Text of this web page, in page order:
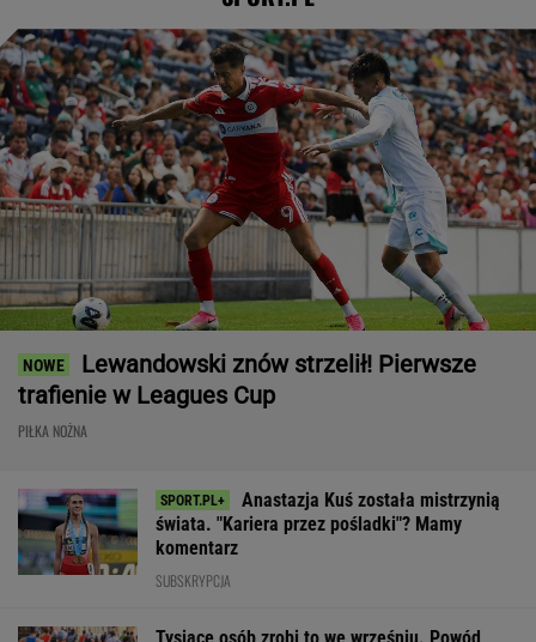
Lewandowski znów strzelił! Pierwsze
trafienie w Leagues Cup
PIŁKA NOŻNA
Anastazja Kuś została mistrzynią
świata. "Kariera przez pośladki"? Mamy
komentarz
SUBSKRYPCJA